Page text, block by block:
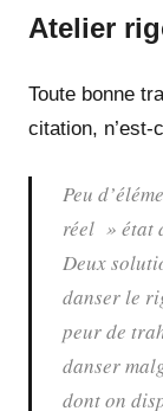
Atelier
Toute bonne
citation, n’est-
Peu
réel » état
Deux
danser le
peur de
danser
dont on